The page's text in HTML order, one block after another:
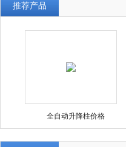
推荐产品
全自动升降柱价格